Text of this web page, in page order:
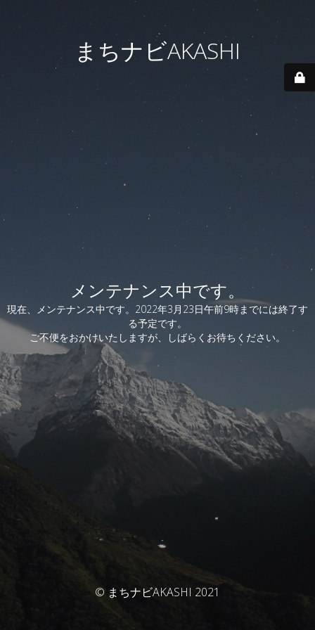
まちナビAKASHI
メンテナンス中です。
現在、メンテナンス中です。2022年3月23日午前9時までには終了す
る予定です。
ご不便をおかけいたしますが、しばらくお待ちください。
© まちナビAKASHI 2021